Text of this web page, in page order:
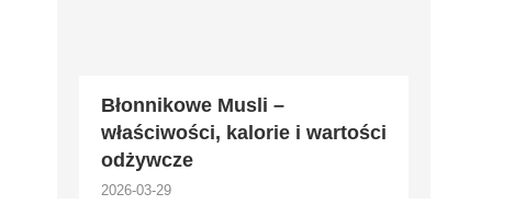
Błonnikowe Musli –
właściwości, kalorie i wartości
odżywcze
2026-03-29